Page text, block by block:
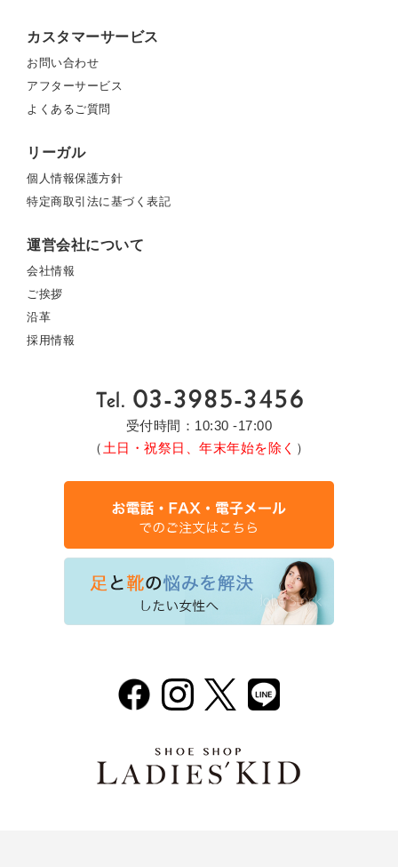
カスタマーサービス
お問い合わせ
アフターサービス
よくあるご質問
リーガル
個人情報保護方針
特定商取引法に基づく表記
運営会社について
会社情報
ご挨拶
沿革
採用情報
受付時間：10:30 -17:00
（ 土日・祝祭日、年末年始を除く ）